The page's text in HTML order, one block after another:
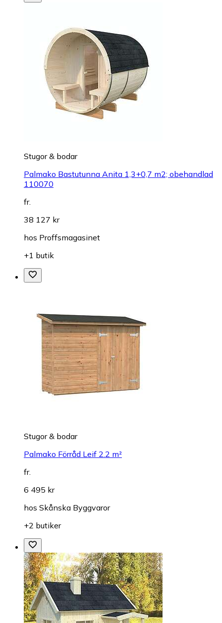
Stugor & bodar
Palmako Bastutunna Anita 1,3+0,7 m2; obehandlad
110070
fr.
38 127 kr
hos Proffsmagasinet
+1 butik
Stugor & bodar
Palmako Förråd Leif 2.2 m²
fr.
6 495 kr
hos Skånska Byggvaror
+2 butiker